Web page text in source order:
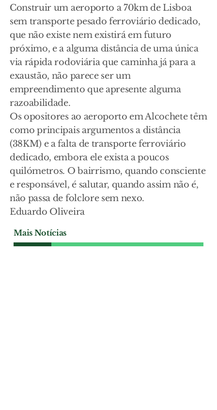
Construir um aeroporto a 70km de Lisboa
sem transporte pesado ferroviário dedicado,
que não existe nem existirá em futuro
próximo, e a alguma distância de uma única
via rápida rodoviária que caminha já para a
exaustão, não parece ser um
empreendimento que apresente alguma
razoabilidade.
Os opositores ao aeroporto em Alcochete têm
como principais argumentos a distância
(38KM) e a falta de transporte ferroviário
dedicado, embora ele exista a poucos
quilómetros. O bairrismo, quando consciente
e responsável, é salutar, quando assim não é,
não passa de folclore sem nexo.
Eduardo Oliveira
Mais Notícias